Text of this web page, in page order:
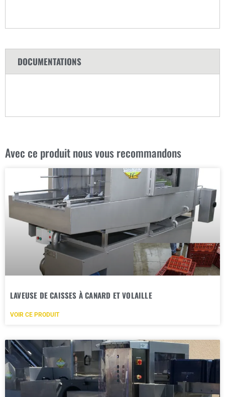
DOCUMENTATIONS
Avec ce produit nous vous recommandons
LAVEUSE DE CAISSES À CANARD ET VOLAILLE
VOIR CE PRODUIT